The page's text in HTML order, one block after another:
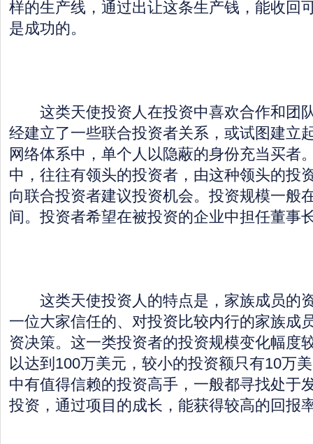
样的生产线，通过出让这条生产钱，能收回
是成功的。
这类天使投资人在投资中喜欢合作和团
经建立了一些联合投资者关系，或试图建立
网络体系中，单个人以隐蔽的身份充当买者
中，往往有领头的投资者，由这种领头的投
向联合投资者建议投资机会。投资规模一般
间。投资者希望在被投资的企业中担任董事
这类天使投资人的特点是，家族成员的
一位大家信任的、对投资比较内行的家族成
资决策。这一类投资者的投资规模变化幅度
以达到100万美元，较小的投资额只有10万
中有值得信赖的投资高手，一般都寻找处于
投资，通过项目的成长，能获得较高的回报